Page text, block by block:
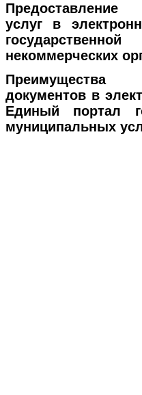
Предоставление
услуг в
некоммерческих
Преимущества
документов в
Единый портал
муниципальных